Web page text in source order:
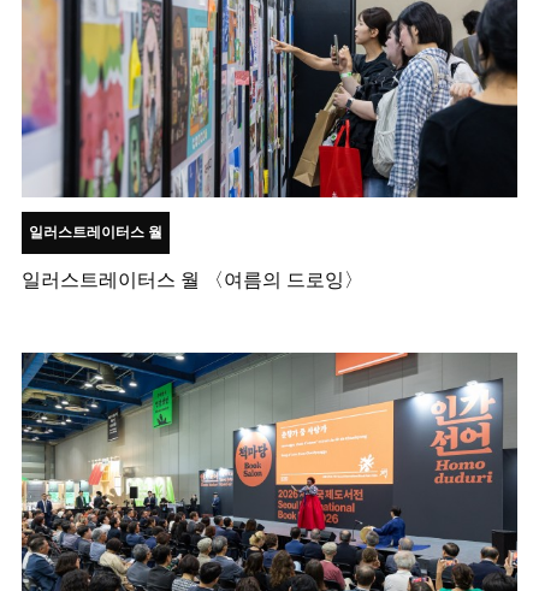
일러스트레이터스 월
일러스트레이터스 월 〈여름의 드로잉〉